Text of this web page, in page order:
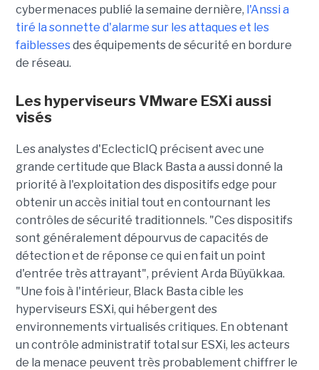
cybermenaces publié la semaine dernière, l'Anssi a
tiré la sonnette d'alarme sur les attaques et les
faiblessesdes équipements de sécurité en bordure
de réseau.
Les hyperviseurs VMware ESXi aussi
visés
Les analystes d'EclecticIQ précisent avec une
grande certitude que Black Basta a aussi donné la
priorité à l'exploitation des dispositifs edge pour
obtenir un accès initial tout en contournant les
contrôles de sécurité traditionnels. "Ces dispositifs
sont généralement dépourvus de capacités de
détection et de réponse ce qui en fait un point
d'entrée très attrayant", prévient Arda Büyükkaa.
"Une fois à l'intérieur, Black Basta cible les
hyperviseurs ESXi, qui hébergent des
environnements virtualisés critiques. En obtenant
un contrôle administratif total sur ESXi, les acteurs
de la menace peuvent très probablement chiffrer le